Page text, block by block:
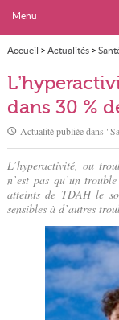
Menu
Accueil > Actualités>
L’hyperactivité persiste à
dans 30 %
Actualité publiée dans "
L’hyperactivité, ou
n’est pas qu’un
atteints de TDAH le
sensibles à d’autres